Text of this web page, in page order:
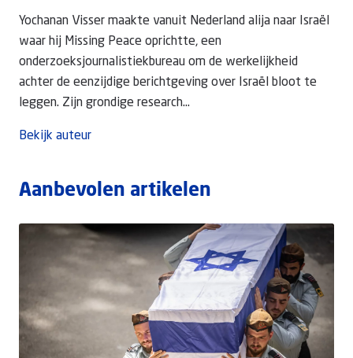
Yochanan Visser maakte vanuit Nederland alija naar Israël
waar hij Missing Peace oprichtte, een
onderzoeksjournalistiekbureau om de werkelijkheid
achter de eenzijdige berichtgeving over Israël bloot te
leggen. Zijn grondige research...
Bekijk auteur
Aanbevolen artikelen